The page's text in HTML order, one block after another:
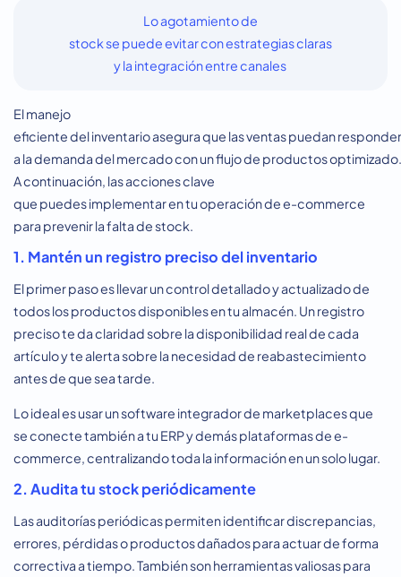
Lo agotamiento de
stock se puede evitar con estrategias claras
y la integración entre canales
El manejo
eficiente del inventario asegura que las ventas puedan responder
a la demanda del mercado con un flujo de productos optimizado.
A continuación, las acciones clave
que puedes implementar en tu operación de e-commerce
para prevenir la falta de stock.
1. Mantén un registro preciso del inventario
El primer paso es llevar un control detallado y actualizado de
todos los productos disponibles en tu almacén. Un registro
preciso te da claridad sobre la disponibilidad real de cada
artículo y te alerta sobre la necesidad de reabastecimiento
antes de que sea tarde.
Lo ideal es usar un software integrador de marketplaces que
se conecte también a tu ERP y demás plataformas de e-
commerce, centralizando toda la información en un solo lugar.
2. Audita tu stock periódicamente
Las auditorías periódicas permiten identificar discrepancias,
errores, pérdidas o productos dañados para actuar de forma
correctiva a tiempo. También son herramientas valiosas para